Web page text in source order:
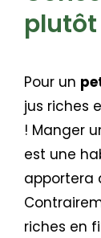
Pour un
jus riches
! Manger
est une
apportera
riches en